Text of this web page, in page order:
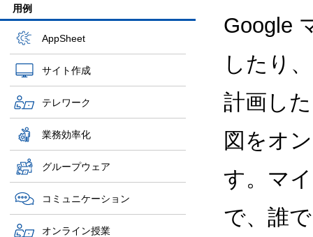
用例
AppSheet
サイト作成
テレワーク
業務効率化
グループウェア
コミュニケーション
オンライン授業
Google
したり
計画し
図をオ
す。マ
で、誰